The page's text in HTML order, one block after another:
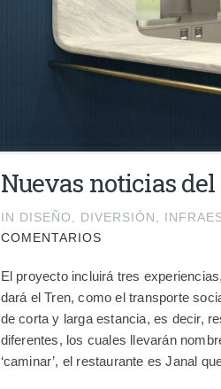
Nuevas noticias
IN DISEÑO, DIVERSIÓN,
COMENTARIOS
El proyecto incluirá tres
dará el Tren, como el transporte
de corta y larga estancia, es decir,
diferentes, los cuales llevarán
‘caminar’, el restaurante es Janal